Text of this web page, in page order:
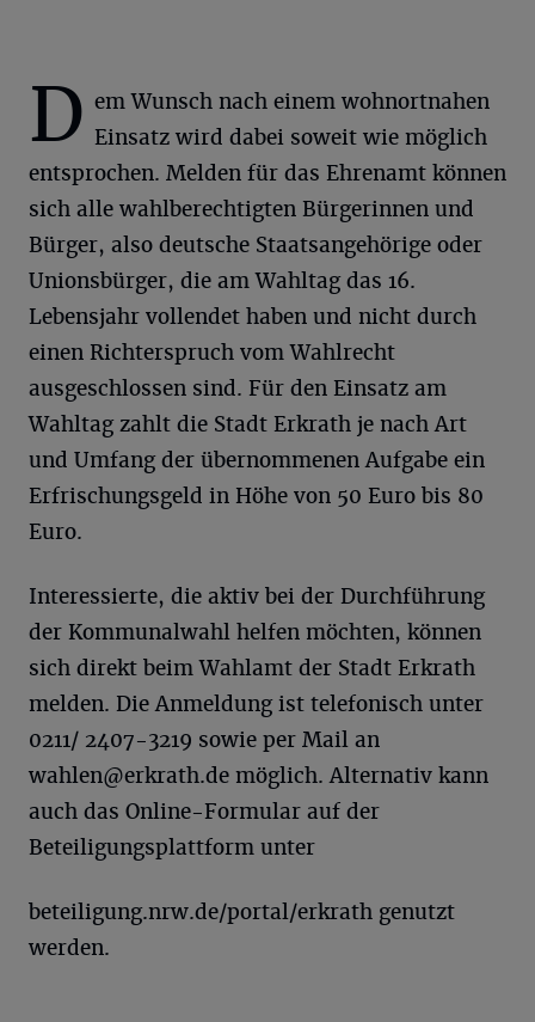
D em Wunsch nach einem wohnortnahen
Einsatz wird dabei soweit wie möglich
entsprochen. Melden für das Ehrenamt können
sich alle wahlberechtigten Bürgerinnen und
Bürger, also deutsche Staatsangehörige oder
Unionsbürger, die am Wahltag das 16.
Lebensjahr vollendet haben und nicht durch
einen Richterspruch vom Wahlrecht
ausgeschlossen sind. Für den Einsatz am
Wahltag zahlt die Stadt Erkrath je nach Art
und Umfang der übernommenen Aufgabe ein
Erfrischungsgeld in Höhe von 50 Euro bis 80
Euro.
Interessierte, die aktiv bei der Durchführung
der Kommunalwahl helfen möchten, können
sich direkt beim Wahlamt der Stadt Erkrath
melden. Die Anmeldung ist telefonisch unter
0211/ 2407-3219 sowie per Mail an
wahlen@erkrath.de möglich. Alternativ kann
auch das Online-Formular auf der
Beteiligungsplattform unter
beteiligung.nrw.de/portal/erkrath genutzt
werden.